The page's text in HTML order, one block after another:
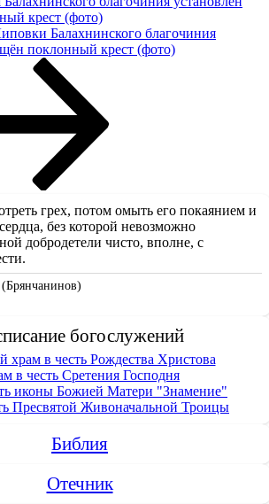
крест (фото)
Балахнинского благочиния
поклонный крест (фото)
грех, потом омыть его покаянием и
без которой невозможно
добродетели чисто, вполне, с
(Брянчанинов)
богослужений
храм в честь Рождества Христова
в честь Сретения Господня
иконы Божией Матери "Знамение"
Пресвятой Живоначальной Троицы
Библия
Отечник